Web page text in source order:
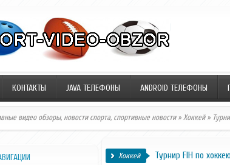
КОНТАКТЫ JAVA ТЕЛЕФОНЫ ANDROID ТЕЛЕФОНЫ
видео обзоры, новости спорта, спортивные новости» Хоккей»
Хоккей Турнир FIH по